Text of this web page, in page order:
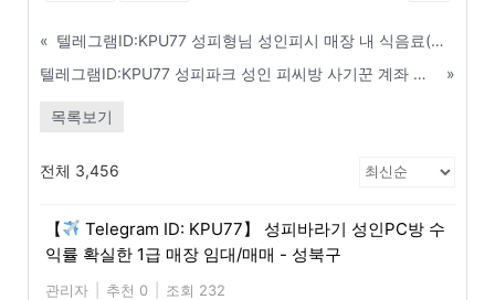
«
텔레그램ID:KPU77 성피형님 성인피시 매장 내 식음료(부가수익) 마진율 높이기 - 춘천
텔레그램ID:KPU77 성피파크 성인 피씨방 사기꾼 계좌 및 연락처 실시간 조회 - 평택
»
목록보기
전체 3,456
【
Telegram ID: KPU77】 성피바라기 성인PC방 수
익률 확실한 1급 매장 임대/매매 - 성북구
관리자 추천 0 조회 232